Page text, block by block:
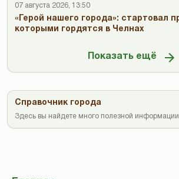
07 августа 2026, 13:50
«Герой нашего города»: стартовал
которыми гордятся в Челнах
Показать ещё
Справочник города
Здесь вы найдете много полезной информации